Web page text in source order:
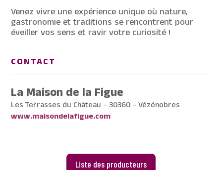
Venez vivre une expérience unique où nature,
gastronomie et traditions se rencontrent pour
éveiller vos sens et ravir votre curiosité !
CONTACT
La Maison de la Figue
Les Terrasses du Château – 30360 – Vézénobres
www.maisondelafigue.com
Liste des producteurs